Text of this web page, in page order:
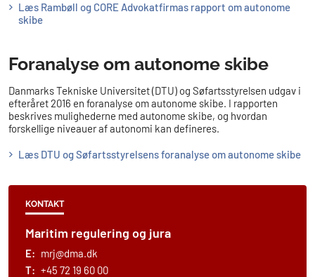
Læs Rambøll og CORE Advokatfirmas rapport om autonome
skibe
Foranalyse om autonome skibe
Danmarks Tekniske Universitet (DTU) og Søfartsstyrelsen udgav i
efteråret 2016 en foranalyse om autonome skibe. I rapporten
beskrives mulighederne med autonome skibe, og hvordan
forskellige niveauer af autonomi kan defineres.
Læs DTU og Søfartsstyrelsens foranalyse om autonome skibe
KONTAKT
Maritim regulering og jura
E: mrj@dma.dk
T: +45 72 19 60 00